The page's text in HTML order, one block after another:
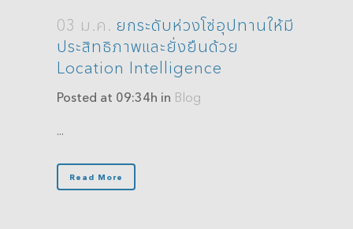
03 ม.ค. ยกระดับห่วงโซ่อุปทานให้มี
ประสิทธิภาพและยั่งยืนด้วย
Location Intelligence
Posted at 09:34h in Blog
...
Read More